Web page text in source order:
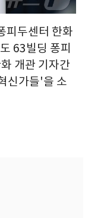
피두센터 한화
63빌딩 퐁피
개관 기자간
신가들'을 소